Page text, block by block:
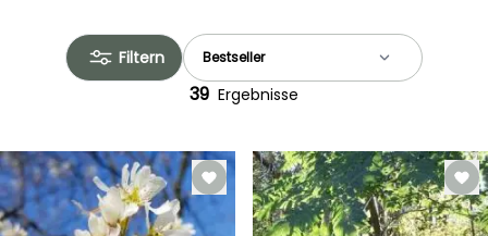
Filtern
39 Ergebnisse